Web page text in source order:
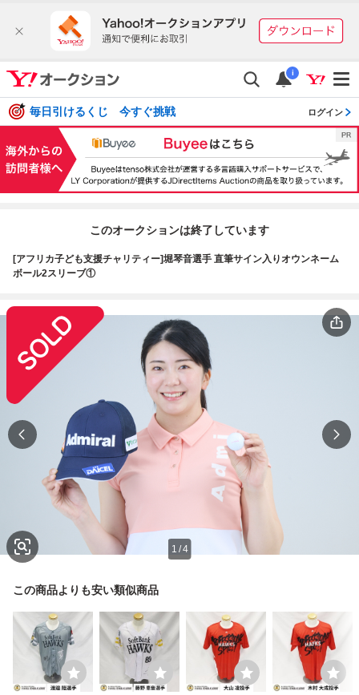
i
毎日引けるくじ 今すぐ挑戦 ログイン
このオークションは終了しています
[アフリカ子ども支援チャリティー]堀琴音選手 直筆サイン入りオウンネーム
ボール2スリーブ①
1 /4
この商品よりも安い類似商品